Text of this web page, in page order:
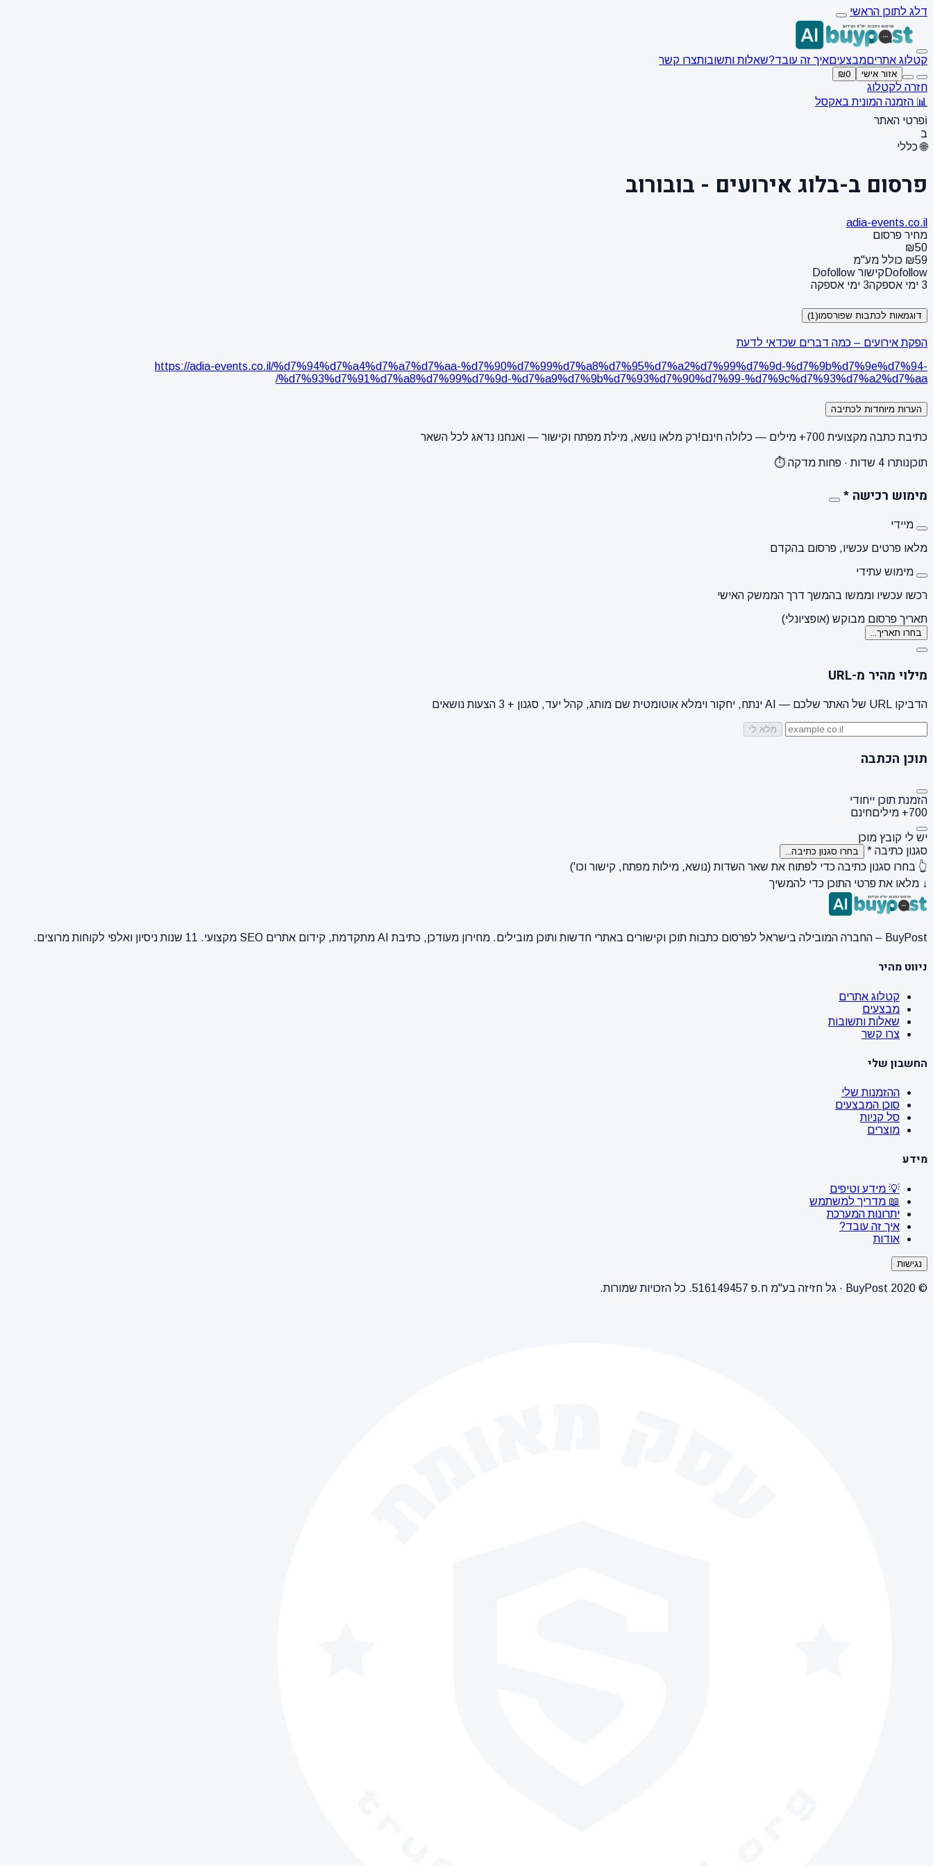
דלג לתוכן הראשי
קטלוג אתריםמבצעיםאיך זה עובד?שאלות ותשובותצרו קשר
אזור אישי ₪0
חזרה לקטלוג
📊 הזמנה המונית באקסל
ℹ️פרטי האתר
ב
🌐 כללי
פרסום ב-בלוג אירועים - בובורוב
adia-events.co.il
מחיר פרסום
₪50
₪59 כולל מע"מ
Dofollow קישור Dofollow
3 ימי אספקה
3 ימי אספקה
דוגמאות לכתבות שפורסמו(1)
הפקת אירועים – כמה דברים שכדאי לדעת
https://adia-events.co.il/%d7%94%d7%a4%d7%a7%d7%aa-%d7%90%d7%99%d7%a8%d7%95%d7%a2%d7%99%d7%9d-%d7%9b%d7%9e%d7%94-
%d7%93%d7%91%d7%a8%d7%99%d7%9d-%d7%a9%d7%9b%d7%93%d7%90%d7%99-%d7%9c%d7%93%d7%a2%d7%aa/
הערות מיוחדות לכתיבה
כתיבת כתבה מקצועית 700+ מילים — כלולה חינם! רק מלאו נושא, מילת מפתח וקישור — ואנחנו נדאג לכל השאר
תוכןנותרו 4 שדות · פחות מדקה ⏱️
מימוש רכישה *
מיידי
מלאו פרטים עכשיו, פרסום בהקדם
מימוש עתידי
רכשו עכשיו וממשו בהמשך דרך הממשק האישי
תאריך פרסום מבוקש (אופציונלי)
בחרו תאריך...
מילוי מהיר מ-URL
הדביקו URL של האתר שלכם — AI ינתח, יחקור וימלא אוטומטית שם מותג, קהל יעד, סגנון + 3 הצעות נושאים
מלא לי
תוכן הכתבה
הזמנת תוכן ייחודי
700+ מילים
חינם
יש לי קובץ מוכן
סגנון כתיבה * בחרו סגנון כתיבה...
👆 בחרו סגנון כתיבה כדי לפתוח את שאר השדות (נושא, מילות מפתח, קישור וכו')
↓ מלאו את פרטי התוכן כדי להמשיך
BuyPost – החברה המובילה בישראל לפרסום כתבות תוכן וקישורים באתרי חדשות ותוכן מובילים. מחירון מעודכן, כתיבת AI מתקדמת, קידום אתרים SEO מקצועי. 11 שנות ניסיון ואלפי לקוחות מרוצים.
ניווט מהיר
קטלוג אתרים
מבצעים
שאלות ותשובות
צרו קשר
החשבון שלי
ההזמנות שלי
סוכן המבצעים
סל קניות
מוצרים
מידע
💡 מידע וטיפים
📖 מדריך למשתמש
יתרונות המערכת
איך זה עובד?
אודות
נגישות
© 2020 BuyPost · גל חזיזה בע"מ ח.פ 516149457. כל הזכויות שמורות.